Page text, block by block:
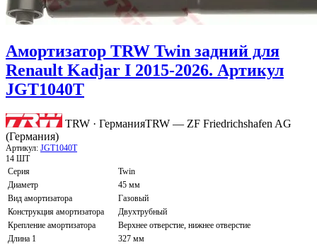
Амортизатор TRW Twin задний для
Renault Kadjar I 2015-2026. Артикул
JGT1040T
TRW · ГерманияTRW — ZF Friedrichshafen AG
(Германия)
Артикул: JGT1040T
14 ШТ
Серия
Twin
Диаметр
45 мм
Вид амортизатора
Газовый
Конструкция амортизатора
Двухтрубный
Крепление амортизатора
Верхнее отверстие, нижнее отверстие
Длина 1
327 мм